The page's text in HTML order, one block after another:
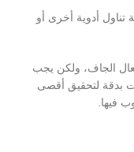
أدوية أخرى أو
الجاف، ولكن يجب
بدقة لتحقيق أقصى
فيها.